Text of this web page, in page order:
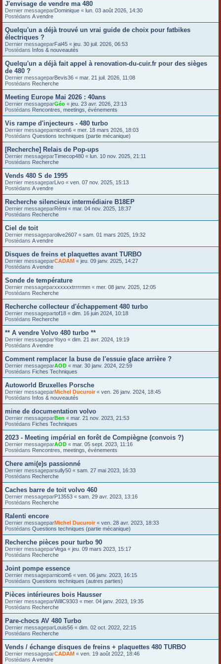
J'envisage de vendre ma 480
Dernier messageparDominique « lun. 03 août 2026, 14:30
Postédans A vendre
Quelqu'un a déjà trouvé un vrai guide de choix pour fatbikes
électriques ?
Dernier messageparFal45 « jeu. 30 juil. 2026, 06:53
Postédans Infos & nouveautés
Quelqu'un a déjà fait appel à renovation-du-cuir.fr pour des sièges
de 480 ?
Dernier messageparBevis36 « mar. 21 juil. 2026, 11:08
Postédans Recherche
Meeting Europe Mai 2026 : 40ans
Dernier messageparGéo « jeu. 23 avr. 2026, 23:13
Postédans Rencontres, meetings, événements
Vis rampe d'injecteurs - 480 turbo
Dernier messageparnicom6 « mer. 18 mars 2026, 18:03
Postédans Questions techniques (partie mécanique)
[Recherche] Relais de Pop-ups
Dernier messageparTimecop480 « lun. 10 nov. 2025, 21:11
Postédans Recherche
Vends 480 S de 1995
Dernier messageparLivo « ven. 07 nov. 2025, 15:13
Postédans A vendre
Recherche silencieux intermédiaire B18EP
Dernier messageparRémi « mar. 04 nov. 2025, 18:37
Postédans Recherche
Ciel de toit
Dernier messageparolive2607 « sam. 01 mars 2025, 19:32
Postédans A vendre
Disques de freins et plaquettes avant TURBO
Dernier messageparCADAM « jeu. 09 janv. 2025, 14:27
Postédans A vendre
Sonde de température
Dernier messageparxxxxxxtrrrrmm « mer. 08 janv. 2025, 12:05
Postédans Recherche
Recherche collecteur d'échappement 480 turbo
Dernier messagepartof18 « dim. 16 juin 2024, 10:18
Postédans Recherche
** A vendre Volvo 480 turbo **
Dernier messageparYoyo « dim. 21 avr. 2024, 19:19
Postédans A vendre
Comment remplacer la buse de l'essuie glace arrière ?
Dernier messageparAOD « mar. 30 janv. 2024, 22:59
Postédans Fiches Techniques
Autoworld Bruxelles Porsche
Dernier messageparMichel Ducuroir« ven. 26 janv. 2024, 18:45
Postédans Infos & nouveautés
mine de documentation volvo
Dernier messageparBen « mar. 21 nov. 2023, 21:53
Postédans Fiches Techniques
2023 - Meeting impérial en forêt de Compiègne (convois ?)
Dernier messageparAOD « mar. 05 sept. 2023, 11:16
Postédans Rencontres, meetings, événements
Chere ami(e)s passionné
Dernier messageparsully50 « sam. 27 mai 2023, 16:33
Postédans Recherche
Caches barre de toit volvo 460
Dernier messageparP13553 « sam. 29 avr. 2023, 13:16
Postédans Recherche
Ralenti encore
Dernier messageparMichel Ducuroir« ven. 28 avr. 2023, 18:33
Postédans Questions techniques (partie mécanique)
Recherche pièces pour turbo 90
Dernier messageparVega « jeu. 09 mars 2023, 15:17
Postédans Recherche
Joint pompe essence
Dernier messageparnicom6 « ven. 06 janv. 2023, 16:15
Postédans Questions techniques (autres parties)
Pièces intérieures bois Hausser
Dernier messageparWillC9303 « mer. 04 janv. 2023, 19:35
Postédans Recherche
Pare-chocs AV 480 Turbo
Dernier messageparLouis56 « dim. 02 oct. 2022, 22:15
Postédans Recherche
Vends / échange disques de freins + plaquettes 480 TURBO
Dernier messageparCADAM « ven. 19 août 2022, 18:46
Postédans A vendre